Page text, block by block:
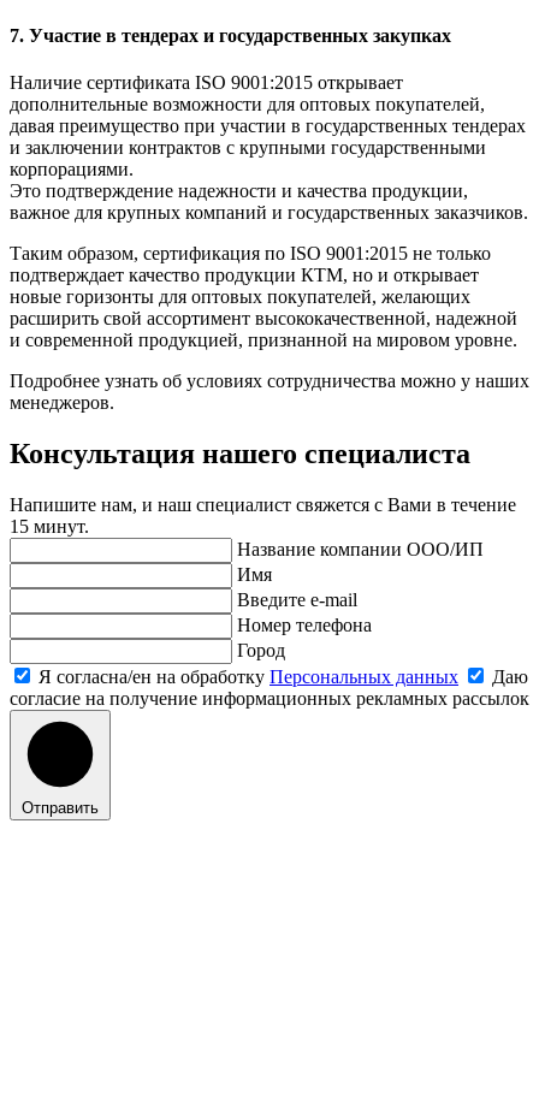
7. Участие в тендерах и государственных закупках
Наличие сертификата ISO 9001:2015 открывает
дополнительные возможности для оптовых покупателей,
давая преимущество при участии в государственных тендерах
и заключении контрактов с крупными государственными
корпорациями.
Это подтверждение надежности и качества продукции,
важное для крупных компаний и государственных заказчиков.
Таким образом, сертификация по ISO 9001:2015 не только
подтверждает качество продукции КТМ, но и открывает
новые горизонты для оптовых покупателей, желающих
расширить свой ассортимент высококачественной, надежной
и современной продукцией, признанной на мировом уровне.
Подробнее узнать об условиях сотрудничества можно у наших
менеджеров.
Консультация нашего специалиста
Напишите нам, и наш специалист свяжется с Вами в течение
15 минут.
Название компании ООО/ИП
Имя
Введите e-mail
Номер телефона
Город
Я согласна/ен на обработку Персональных данных
Даю
согласие на получение информационных рекламных рассылок
Отправить